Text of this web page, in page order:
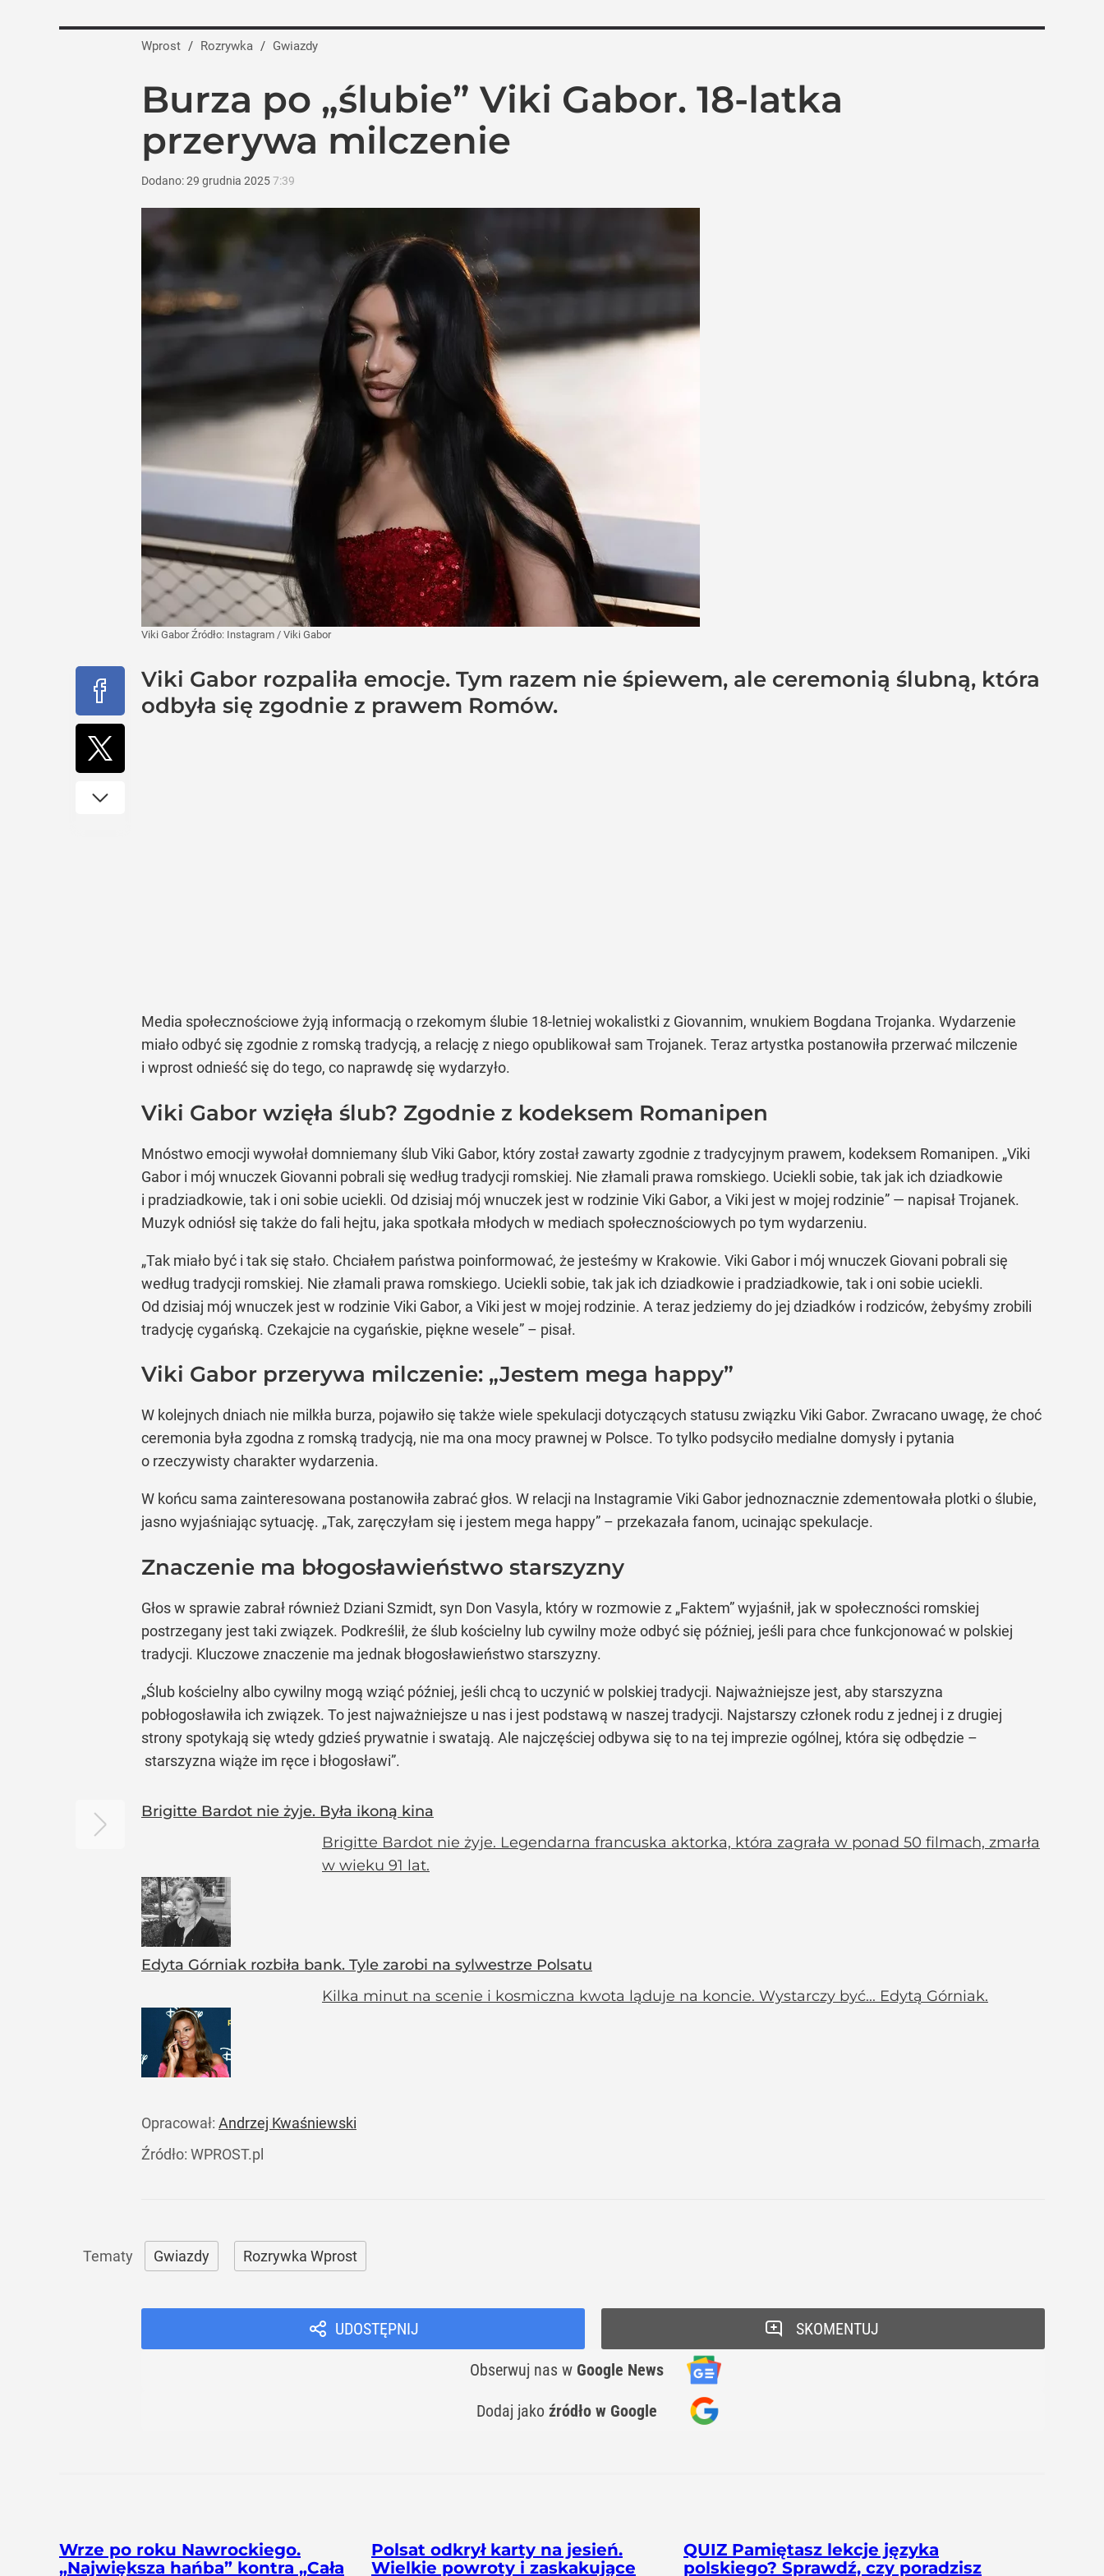
Wprost / Rozrywka / Gwiazdy
Burza po „ślubie” Viki Gabor. 18-latka
przerywa milczenie
Dodano:29 grudnia 20257:39
Viki GaborŹródło: Instagram / Viki Gabor
Viki Gabor rozpaliła emocje. Tym razem nie śpiewem, ale ceremonią ślubną, która
odbyła się zgodnie z prawem Romów.
Media społecznościowe żyją informacją o rzekomym ślubie 18-letniej wokalistki z Giovannim, wnukiem Bogdana Trojanka. Wydarzenie
miało odbyć się zgodnie z romską tradycją, a relację z niego opublikował sam Trojanek. Teraz artystka postanowiła przerwać milczenie
i wprost odnieść się do tego, co naprawdę się wydarzyło.
Viki Gabor wzięła ślub? Zgodnie z kodeksem Romanipen
Mnóstwo emocji wywołał domniemany ślub Viki Gabor, który został zawarty zgodnie z tradycyjnym prawem, kodeksem Romanipen. „Viki
Gabor i mój wnuczek Giovanni pobrali się według tradycji romskiej. Nie złamali prawa romskiego. Uciekli sobie, tak jak ich dziadkowie
i pradziadkowie, tak i oni sobie uciekli. Od dzisiaj mój wnuczek jest w rodzinie Viki Gabor, a Viki jest w mojej rodzinie” — napisał Trojanek.
Muzyk odniósł się także do fali hejtu, jaka spotkała młodych w mediach społecznościowych po tym wydarzeniu.
„Tak miało być i tak się stało. Chciałem państwa poinformować, że jesteśmy w Krakowie. Viki Gabor i mój wnuczek Giovani pobrali się
według tradycji romskiej. Nie złamali prawa romskiego. Uciekli sobie, tak jak ich dziadkowie i pradziadkowie, tak i oni sobie uciekli.
Od dzisiaj mój wnuczek jest w rodzinie Viki Gabor, a Viki jest w mojej rodzinie. A teraz jedziemy do jej dziadków i rodziców, żebyśmy zrobili
tradycję cygańską. Czekajcie na cygańskie, piękne wesele” – pisał.
Viki Gabor przerywa milczenie: „Jestem mega happy”
W kolejnych dniach nie milkła burza, pojawiło się także wiele spekulacji dotyczących statusu związku Viki Gabor. Zwracano uwagę, że choć
ceremonia była zgodna z romską tradycją, nie ma ona mocy prawnej w Polsce. To tylko podsyciło medialne domysły i pytania
o rzeczywisty charakter wydarzenia.
W końcu sama zainteresowana postanowiła zabrać głos. W relacji na Instagramie Viki Gabor jednoznacznie zdementowała plotki o ślubie,
jasno wyjaśniając sytuację. „Tak, zaręczyłam się i jestem mega happy” – przekazała fanom, ucinając spekulacje.
Znaczenie ma błogosławieństwo starszyzny
Głos w sprawie zabrał również Dziani Szmidt, syn Don Vasyla, który w rozmowie z „Faktem” wyjaśnił, jak w społeczności romskiej
postrzegany jest taki związek. Podkreślił, że ślub kościelny lub cywilny może odbyć się później, jeśli para chce funkcjonować w polskiej
tradycji. Kluczowe znaczenie ma jednak błogosławieństwo starszyzny.
„Ślub kościelny albo cywilny mogą wziąć później, jeśli chcą to uczynić w polskiej tradycji. Najważniejsze jest, aby starszyzna
pobłogosławiła ich związek. To jest najważniejsze u nas i jest podstawą w naszej tradycji. Najstarszy członek rodu z jednej i z drugiej
strony spotykają się wtedy gdzieś prywatnie i swatają. Ale najczęściej odbywa się to na tej imprezie ogólnej, która się odbędzie –
starszyzna wiąże im ręce i błogosławi”.
Brigitte Bardot nie żyje. Była ikoną kina
Brigitte Bardot nie żyje. Legendarna francuska aktorka, która zagrała w ponad 50 filmach, zmarła
w wieku 91 lat.
Edyta Górniak rozbiła bank. Tyle zarobi na sylwestrze Polsatu
Kilka minut na scenie i kosmiczna kwota ląduje na koncie. Wystarczy być... Edytą Górniak.
Opracował: Andrzej Kwaśniewski
Źródło: WPROST.pl
Gwiazdy Rozrywka Wprost
UDOSTĘPNIJ
Obserwuj nas w Google News
Dodaj jako źródło w Google
SKOMENTUJ
Wrze po roku Nawrockiego.
„Największa hańba” kontra „Cała
Polsat odkrył karty na jesień.
Wielkie powroty i zaskakujące
QUIZ Pamiętasz lekcje języka
polskiego? Sprawdź, czy poradzisz